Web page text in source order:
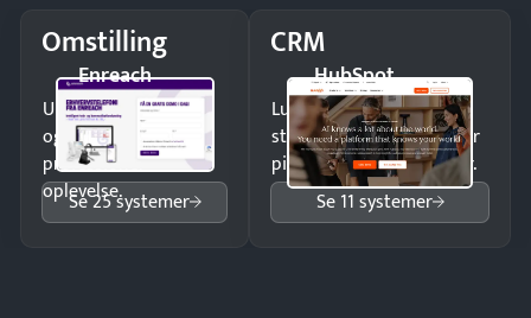
Omstilling
Enreach
Undgå tabte opkald
og giv kunderne en
professionel
oplevelse.
Se 25 systemer
CRM
HubSpot
Luk flere salg med et
struktureret overblik over
pipeline og opfølgninger.
Se 11 systemer